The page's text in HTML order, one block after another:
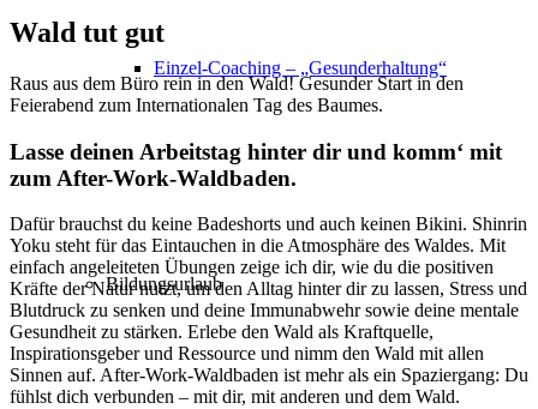
Einzel-Coaching – „Gesunderhaltung“
Bildungsurlaub
Wald tut gut
Raus aus dem Büro rein in den Wald! Gesunder Start in den
Feierabend zum Internationalen Tag des Baumes.
Lasse deinen Arbeitstag hinter dir und komm‘ mit
zum After-Work-Waldbaden.
Dafür brauchst du keine Badeshorts und auch keinen Bikini. Shinrin
Yoku steht für das Eintauchen in die Atmosphäre des Waldes. Mit
einfach angeleiteten Übungen zeige ich dir, wie du die positiven
Kräfte der Natur nutzt, um den Alltag hinter dir zu lassen, Stress und
Blutdruck zu senken und deine Immunabwehr sowie deine mentale
Gesundheit zu stärken. Erlebe den Wald als Kraftquelle,
Inspirationsgeber und Ressource und nimm den Wald mit allen
Sinnen auf. After-Work-Waldbaden ist mehr als ein Spaziergang: Du
fühlst dich verbunden – mit dir, mit anderen und dem Wald.